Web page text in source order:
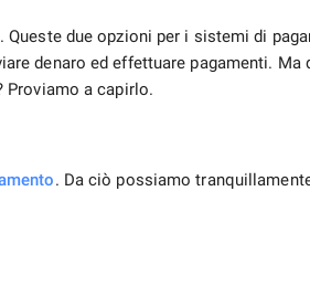
due opzioni per i sistemi di
denaro ed effettuare pagamenti. Ma
Proviamo a capirlo.
. Da ciò possiamo